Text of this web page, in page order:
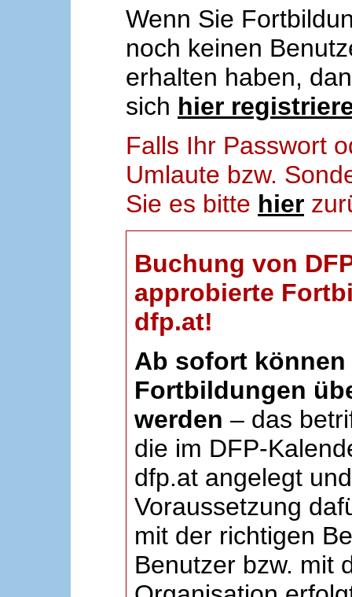
Wenn Sie
noch keinen
erhalten haben,
sich hier
Falls Ihr Passwort
Umlaute bzw.
Sie es bitte hier
Buchung von
approbierte
dfp.at!
Ab sofort können
Fortbildungen
werden – das
die im DFP-
dfp.at angelegt
Voraussetzung
mit der richtigen
Benutzer bzw. mit